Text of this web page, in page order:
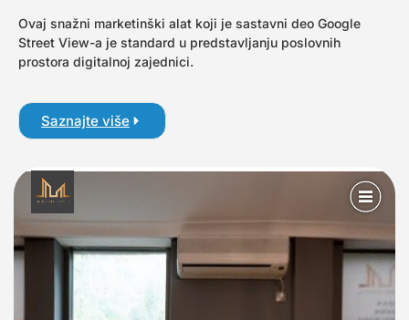
Ovaj snažni marketinški alat koji je sastavni deo Google
Street View-a je standard u predstavljanju poslovnih
prostora digitalnoj zajednici.
Saznajte više